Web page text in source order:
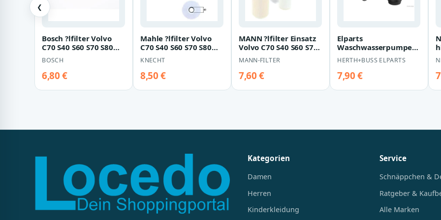
❮
Bosch ?lfilter Volvo
C70 S40 S60 S70 S80
V40 V70 Xc70 Xc90
BOSCH
6,80 €
Mahle ?lfilter Volvo
C70 S40 S60 S70 S80
V40 V70 Xc70 Xc90
KNECHT
8,50 €
MANN ?lfilter Einsatz
Volvo C70 S40 S60 S70
S80 V40 V70 Xc70 Xc90
MANN-FILTER
7,60 €
Elparts
Waschwasserpumpe
Volvo C70 S40 S60 S70
S80 V40 V70 Xc70 Xc90
HERTH+BUSS ELPARTS
7,90 €
Kategorien
Damen
Herren
Kinderkleidung
Service
Schnäppchen &
Ratgeber &
Alle Marken